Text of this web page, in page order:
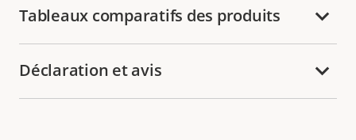
Tableaux comparatifs des produits
Déclaration et avis